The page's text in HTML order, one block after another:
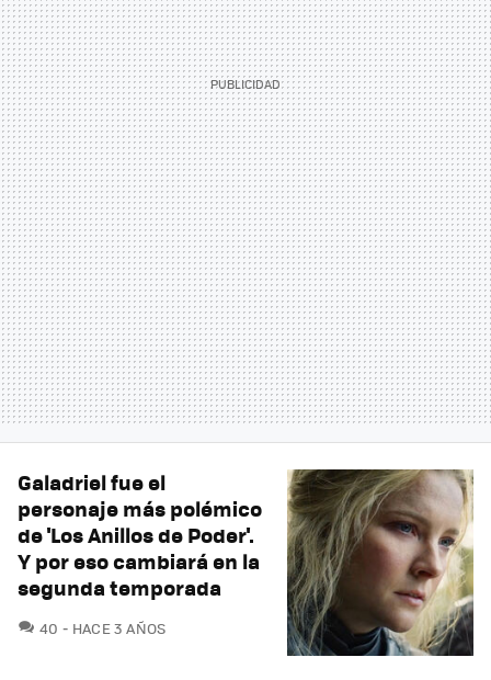
Galadriel fue el
personaje más polémico
de 'Los Anillos de Poder'.
Y por eso cambiará en la
segunda temporada
40 COMENTARIOS
HACE 3 AÑOS